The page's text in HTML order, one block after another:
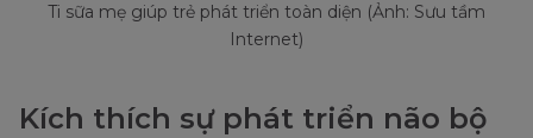
Ti sữa mẹ giúp trẻ phát triển toàn diện (Ảnh: Sưu tầm
Internet)
Kích thích sự phát triển não bộ